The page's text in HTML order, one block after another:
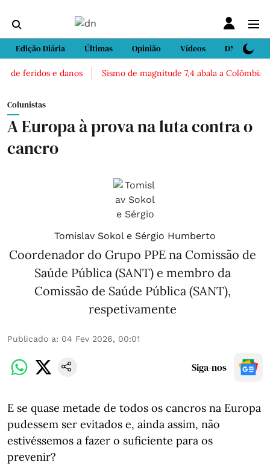
Edição Diária Últimas Opinião Vídeos DN Sport
feridos e danos Sismo de magnitude 7,4 abala a Colômbia.
Colunistas
A Europa à prova na luta contra o
cancro
Tomislav Sokol e Sérgio Humberto
Coordenador do Grupo PPE na Comissão de
Saúde Pública (SANT) e membro da
Comissão de Saúde Pública (SANT),
respetivamente
Publicado a: 04 Fev 2026, 00:01
Siga-nos
E se quase metade de todos os cancros na Europa
pudessem ser evitados e, ainda assim, não
estivéssemos a fazer o suficiente para os
prevenir?